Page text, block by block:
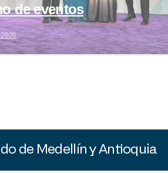
de eventos
de Medellín y Antioquia